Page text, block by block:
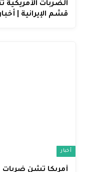
الضربات
قشم الإيرانية |
أخبار
أمريكا تشن ضربات